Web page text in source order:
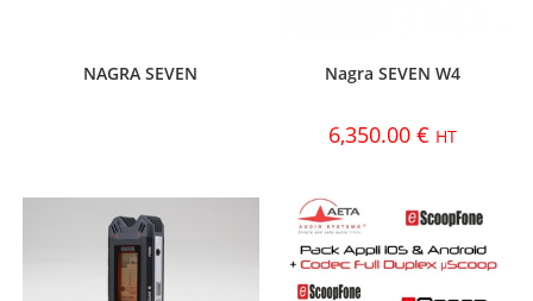
NAGRA SEVEN Nagra SEVEN W4
6,350.00 € HT